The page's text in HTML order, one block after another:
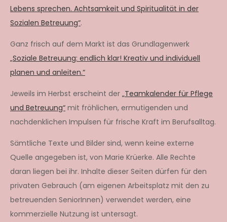
Lebens sprechen. Achtsamkeit und Spiritualität in der
Sozialen Betreuung“.
Ganz frisch auf dem Markt ist das Grundlagenwerk
„Soziale Betreuung: endlich klar! Kreativ und individuell
planen und anleiten.“
Jeweils im Herbst erscheint der „Teamkalender für Pflege
und Betreuung“ mit fröhlichen, ermutigenden und
nachdenklichen Impulsen für frische Kraft im Berufsalltag.
Sämtliche Texte und Bilder sind, wenn keine externe
Quelle angegeben ist, von Marie Krüerke. Alle Rechte
daran liegen bei ihr. Inhalte dieser Seiten dürfen für den
privaten Gebrauch (am eigenen Arbeitsplatz mit den zu
betreuenden SeniorInnen) verwendet werden, eine
kommerzielle Nutzung ist untersagt.